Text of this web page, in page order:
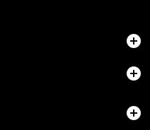


